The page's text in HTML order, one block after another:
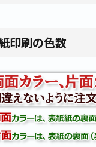
印刷の色数